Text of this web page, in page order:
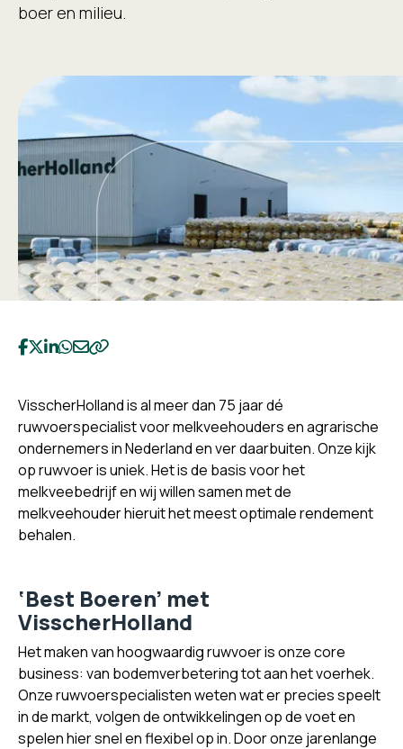
boer en milieu.
Deel op Facebook
Deel op Twitter
Deel op LinkedIn
Deel op WhatsApp
Deel op Email
Kopieer naar klembord
VisscherHolland is al meer dan 75 jaar dé
ruwvoerspecialist voor melkveehouders en agrarische
ondernemers in Nederland en ver daarbuiten. Onze kijk
op ruwvoer is uniek. Het is de basis voor het
melkveebedrijf en wij willen samen met de
melkveehouder hieruit het meest optimale rendement
behalen.
‘Best Boeren’ met
VisscherHolland
Het maken van hoogwaardig ruwvoer is onze core
business: van bodemverbetering tot aan het voerhek.
Onze ruwvoerspecialisten weten wat er precies speelt
in de markt, volgen de ontwikkelingen op de voet en
spelen hier snel en flexibel op in. Door onze jarenlange